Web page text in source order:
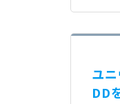
ユ
DD